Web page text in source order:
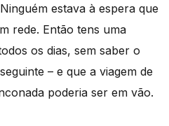
estava à espera que
rede. Então tens uma
os dias, sem saber o
– e que a viagem de
poderia ser em vão.